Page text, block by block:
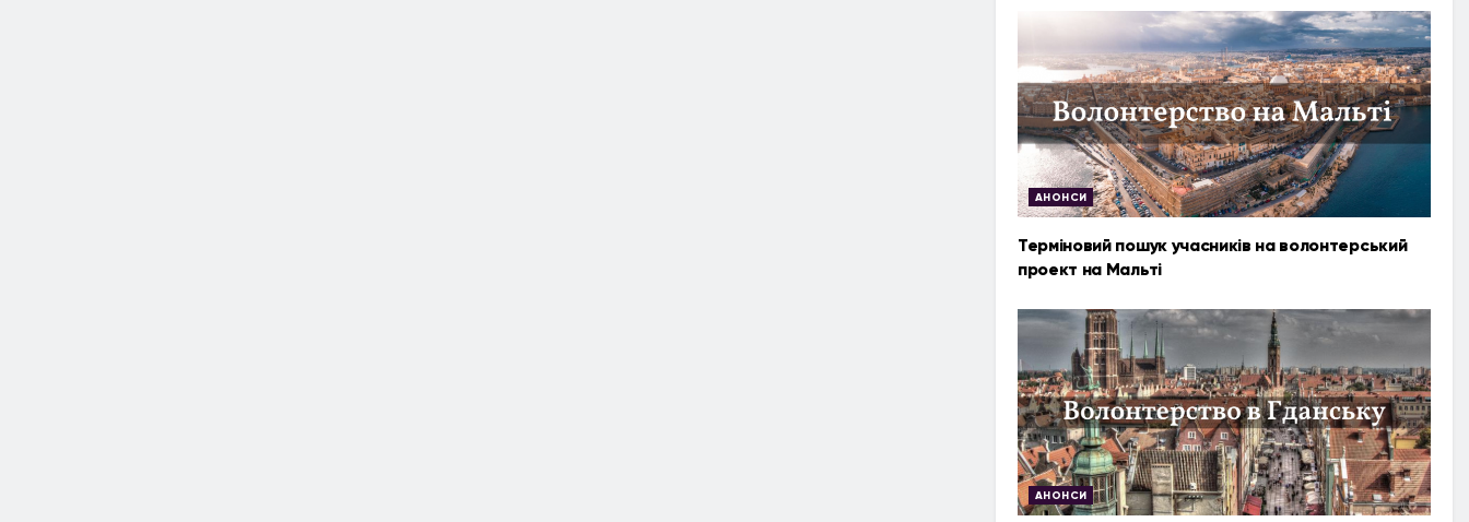
АНОНСИ
Терміновий пошук учасників на волонтерський
проект на Мальті
АНОНСИ